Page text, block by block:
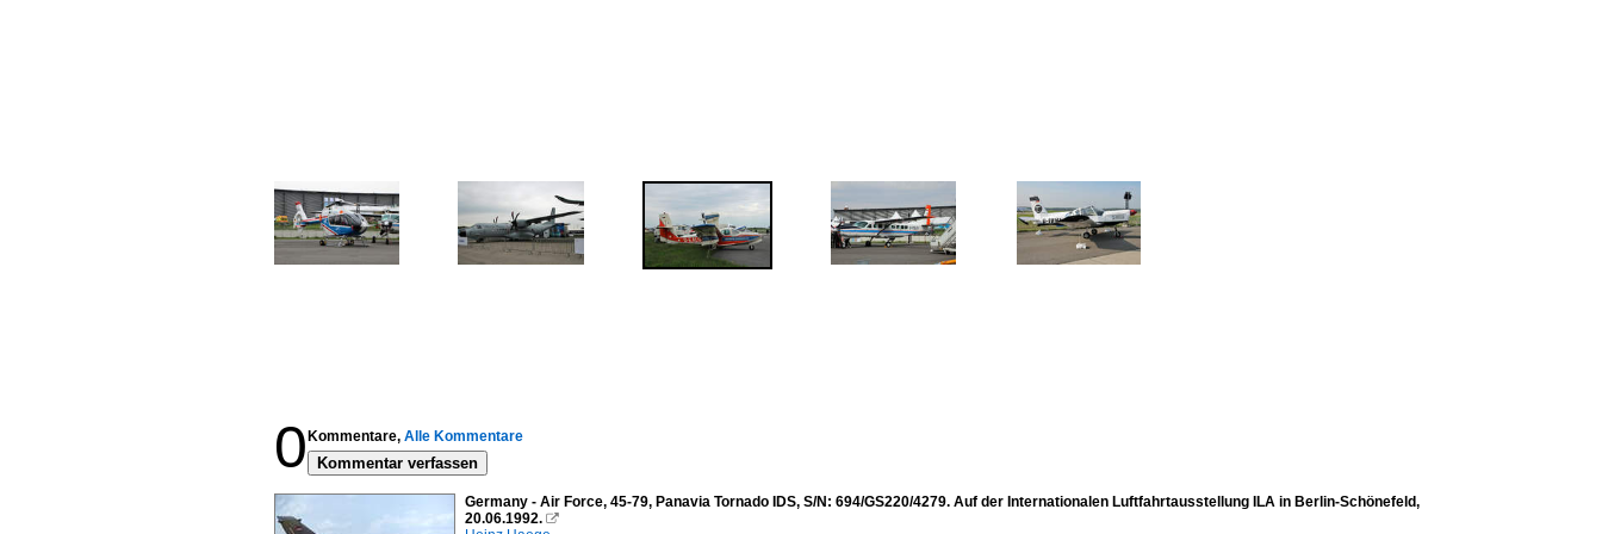
0 Kommentare, Alle Kommentare
Kommentar verfassen
Germany - Air Force, 45-79, Panavia Tornado IDS, S/N: 694/GS220/4279. Auf der Internationalen Luftfahrtausstellung ILA in Berlin-Schönefeld,
20.06.1992. 